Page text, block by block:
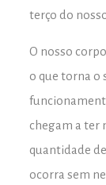
terço do
O nosso
o que torna o
chegam a ter
quantidade
ocorra sem